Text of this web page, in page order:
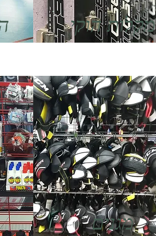
מקלות הוקי
מגנים